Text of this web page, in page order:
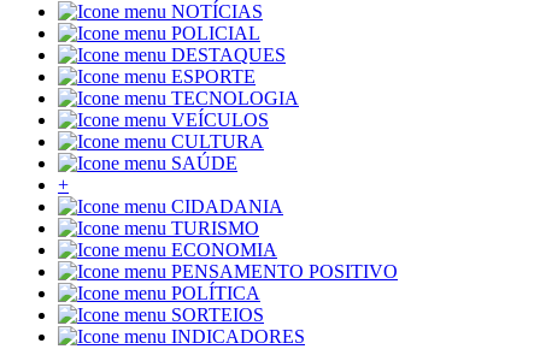
NOTÍCIAS
POLICIAL
DESTAQUES
ESPORTE
TECNOLOGIA
VEÍCULOS
CULTURA
SAÚDE
+
CIDADANIA
TURISMO
ECONOMIA
PENSAMENTO POSITIVO
POLÍTICA
SORTEIOS
INDICADORES